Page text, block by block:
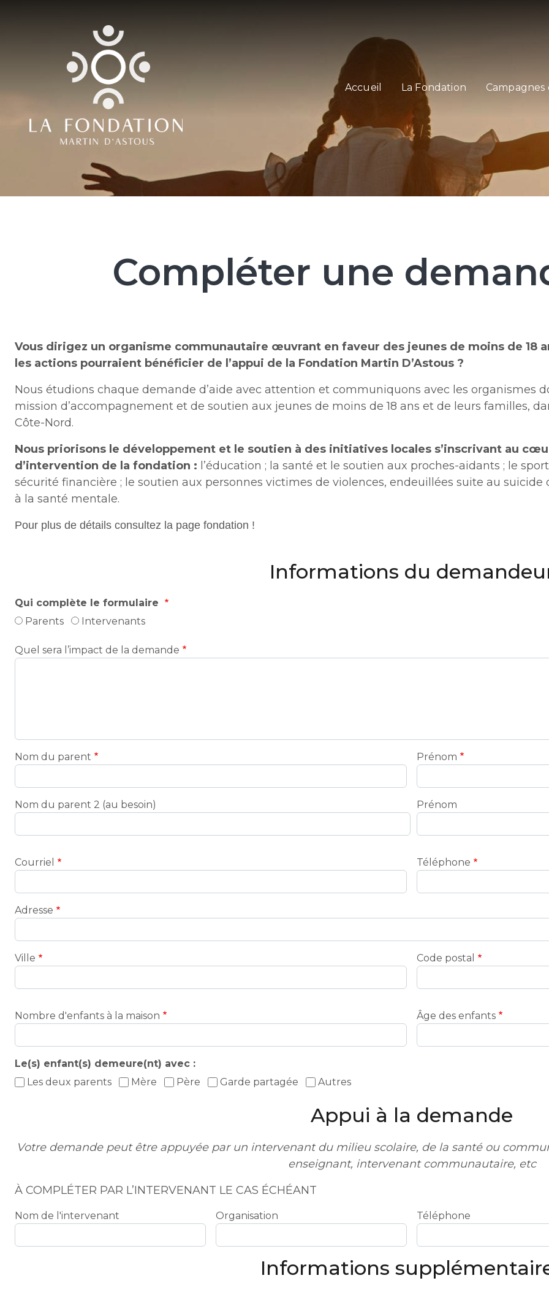
Main navigation
Accueil La Fondation
Compléter une
Vous dirigez un organisme communautaire œuvrant en faveur des jeunes de moins de 18
les actions pourraient bénéficier de l’appui de la Fondation Martin D’Astous ?
Nous étudions chaque demande d’aide avec attention et communiquons avec les organismes
mission d’accompagnement et de soutien aux jeunes de moins de 18 ans et de leurs familles,
Côte-Nord.
Nous priorisons le développement et le soutien à des initiatives locales s’inscrivant au
d’intervention de la fondation : l’éducation ; la santé et le soutien aux proches-aidants ; le
sécurité financière ; le soutien aux personnes victimes de violences, endeuillées suite au
à la santé mentale.
Pour plus de détails consultez la page fondation !
Informations du
Qui complète le formulaire
Parents
Intervenants
Quel sera l’impact de la demande
Nom du parent Prénom
Nom du parent 2 (au besoin) Prénom
Courriel
Téléphone
Adresse
Ville Code postal
Nombre d'enfants à la maison Âge des enfants
Le(s) enfant(s) demeure(nt) avec :
Les deux parents
Mère Père Garde partagée Autres
Appui à la demande
Votre demande peut être appuyée par un intervenant du milieu scolaire, de la santé ou
enseignant, intervenant communautaire, etc
À COMPLÉTER PAR L’INTERVENANT LE CAS ÉCHÉANT
Nom de l'intervenant Organisation Téléphone
Informations